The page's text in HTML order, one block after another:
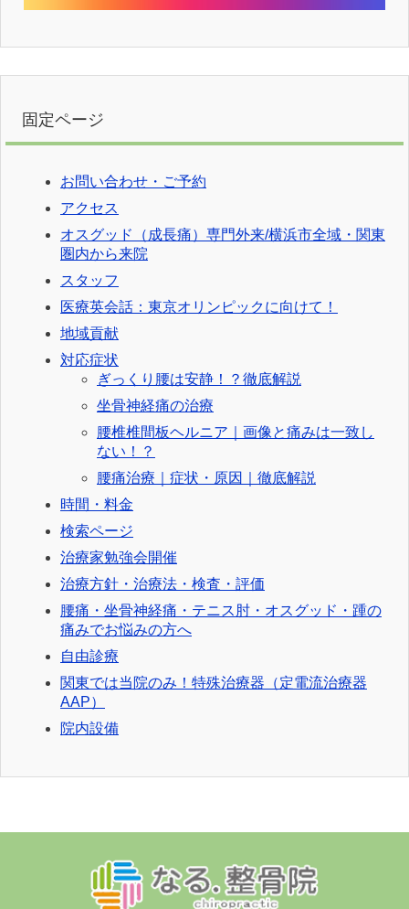
固定ページ
お問い合わせ・ご予約
アクセス
オスグッド（成長痛）専門外来/横浜市全域・関東
圏内から来院
スタッフ
医療英会話：東京オリンピックに向けて！
地域貢献
対応症状
ぎっくり腰は安静！？徹底解説
坐骨神経痛の治療
腰椎椎間板ヘルニア｜画像と痛みは一致し
ない！？
腰痛治療｜症状・原因｜徹底解説
時間・料金
検索ページ
治療家勉強会開催
治療方針・治療法・検査・評価
腰痛・坐骨神経痛・テニス肘・オスグッド・踵の
痛みでお悩みの方へ
自由診療
関東では当院のみ！特殊治療器（定電流治療器
AAP）
院内設備